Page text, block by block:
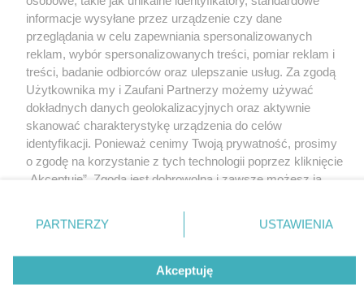
4.5k 0 0
Write to us Terms of use Cookies policy Privacy policy
informacje wysyłane przez urządzenie czy dane
przeglądania w celu zapewniania spersonalizowanych
reklam, wybór spersonalizowanych treści, pomiar reklam i
treści, badanie odbiorców oraz ulepszanie usług. Za zgodą
Użytkownika my i Zaufani Partnerzy możemy używać
dokładnych danych geolokalizacyjnych oraz aktywnie
skanować charakterystykę urządzenia do celów
identyfikacji. Ponieważ cenimy Twoją prywatność, prosimy
o zgodę na korzystanie z tych technologii poprzez kliknięcie
„Akceptuję”. Zgoda jest dobrowolna i zawsze możesz ją
znajdujący się w lewym dolnym rogu strony
. Niektóre
rodzaje przetwarzania danych nie wymagają zgody
użytkownika, ale masz prawo sprzeciwić się takiemu
przetwarzaniu. Preferencje będą miały zastosowania tylko
na tej witrynie.
PARTNERZY USTAWIENIA
Akceptuję